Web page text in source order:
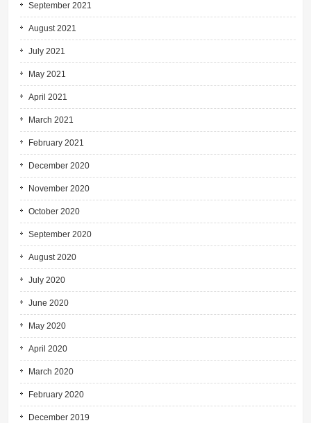
September 2021
August 2021
July 2021
May 2021
April 2021
March 2021
February 2021
December 2020
November 2020
October 2020
September 2020
August 2020
July 2020
June 2020
May 2020
April 2020
March 2020
February 2020
December 2019